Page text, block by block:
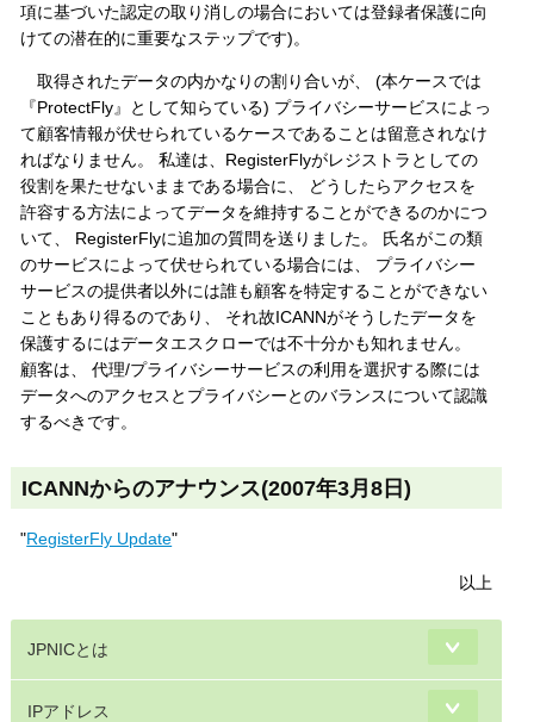
項に基づいた認定の取り消しの場合においては登録者保護に向
けての潜在的に重要なステップです)。
取得されたデータの内かなりの割り合いが、 (本ケースでは
『ProtectFly』として知らている) プライバシーサービスによっ
て顧客情報が伏せられているケースであることは留意されなけ
ればなりません。 私達は、RegisterFlyがレジストラとしての
役割を果たせないままである場合に、 どうしたらアクセスを
許容する方法によってデータを維持することができるのかにつ
いて、 RegisterFlyに追加の質問を送りました。 氏名がこの類
のサービスによって伏せられている場合には、 プライバシー
サービスの提供者以外には誰も顧客を特定することができない
こともあり得るのであり、 それ故ICANNがそうしたデータを
保護するにはデータエスクローでは不十分かも知れません。
顧客は、 代理/プライバシーサービスの利用を選択する際には
データへのアクセスとプライバシーとのバランスについて認識
するべきです。
ICANNからのアナウンス(2007年3月8日)
"RegisterFly Update"
以上
JPNICとは
IPアドレス